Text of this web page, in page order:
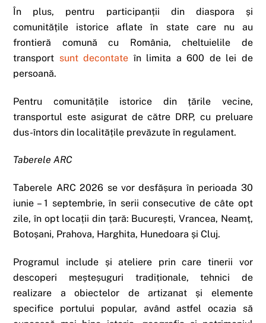
În plus, pentru participanții din diaspora și
comunitățile istorice aflate în state care nu au
frontieră comună cu România, cheltuielile de
transport sunt decontate în limita a 600 de lei de
persoană.
Pentru comunitățile istorice din țările vecine,
transportul este asigurat de către DRP, cu preluare
dus-întors din localitățile prevăzute în regulament.
Taberele ARC
Taberele ARC 2026 se vor desfășura în perioada 30
iunie – 1 septembrie, în serii consecutive de câte opt
zile, în opt locații din țară: București, Vrancea, Neamț,
Botoșani, Prahova, Harghita, Hunedoara și Cluj.
Programul include și ateliere prin care tinerii vor
descoperi meșteșuguri tradiționale, tehnici de
realizare a obiectelor de artizanat și elemente
specifice portului popular, având astfel ocazia să